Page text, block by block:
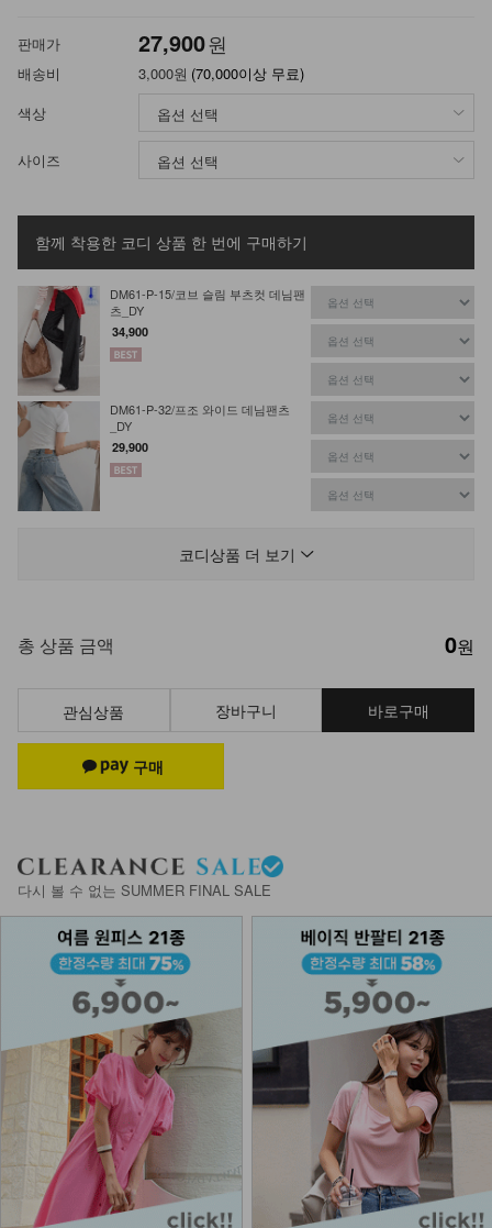
판매가 27,900원
배송비 3,000원 (70,000이상 무료)
색상
사이즈
함께 착용한 코디 상품 한 번에 구매하기
DM61-P-15/코브 슬림 부츠컷 데님팬
츠_DY
34,900
DM61-P-32/프조 와이드 데님팬츠
_DY
29,900
KO12-T-45/린넨 끈나시
12,900
NK21-T-37/린넨나시
12,900 9,900
KOA-T-15/심플끈나시
12,900 7,900 39%
DM61-BG-01/랄라 데일리 모던 숄더
백_HR
26,900
NKA52-AI-1/모던 라인 포인트 반지
_HJ
7,900
NK02-A-10/슬림브이 목걸이_DY
코디상품 더 보기
총 상품 금액 0원
관심상품 장바구니 바로구매
다시 볼 수 없는 SUMMER FINAL SALE